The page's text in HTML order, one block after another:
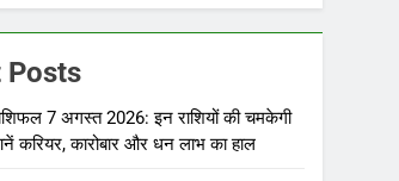
Posts
7 अगस्त 2026: इन राशियों की चमकेगी
करियर, कारोबार और धन लाभ का हाल